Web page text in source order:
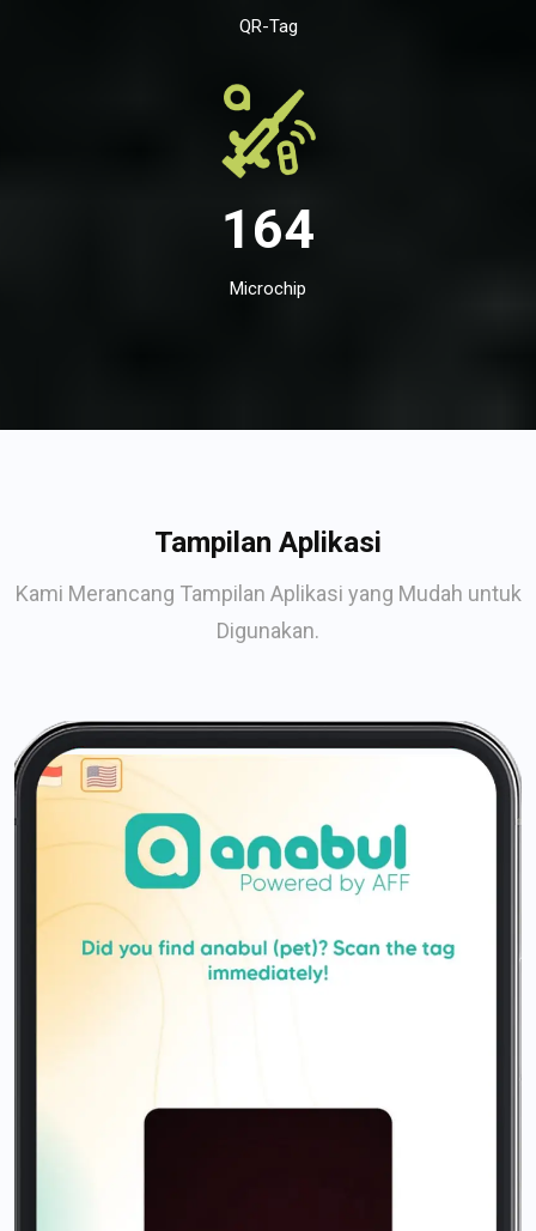
QR-Tag
164
Microchip
Tampilan Aplikasi
Kami Merancang Tampilan Aplikasi yang Mudah untuk
Digunakan.